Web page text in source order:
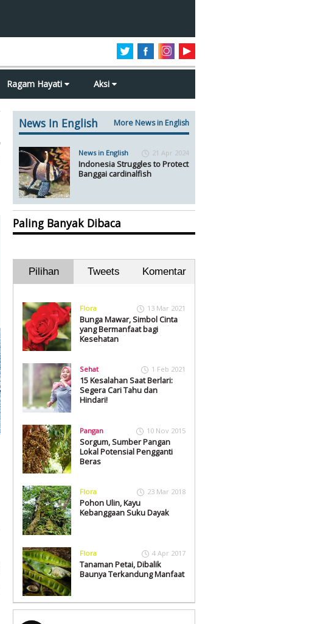
Ragam Hayati Aksi
News In English More News in English
News in English 21 Apr 2024
Indonesia Struggles to Protect
Banggai cardinalfish
Paling Banyak Dibaca
Pilihan Tweets Komentar
Flora 13 Mar 2021
Bunga Mawar, Simbol Cinta
yang Bermanfaat bagi
Kesehatan
Sehat 1 Feb 2021
15 Kesalahan Saat Berlari:
Segera Cari Tahu dan
Hindari!
Pangan 10 Nov 2015
Sorgum, Sumber Pangan
Lokal Potensial Pengganti
Beras
Flora 23 Mar 2018
Pohon Ulin, Kayu
Kebanggaan Suku Dayak
Flora 4 Apr 2017
Tanaman Petai, Dibalik
Baunya Terkandung Manfaat